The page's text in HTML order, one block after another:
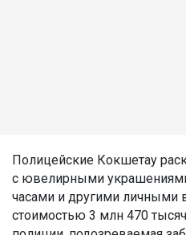
Полицейские Кокшетау
с ювелирными
часами и другими
стоимостью 3 млн 470